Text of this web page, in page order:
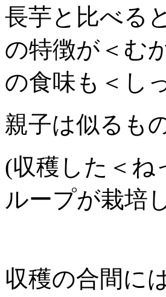
長芋と比べる
の特徴が＜む
の食味も＜し
親子は似るも
(収穫した＜ね
ループが栽培
収穫の合間に